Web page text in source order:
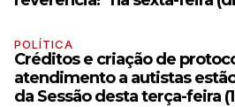
POLÍTICA
Créditos e criação de
atendimento a autistas
da Sessão desta terça-feira